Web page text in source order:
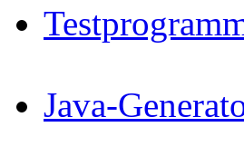
Java-